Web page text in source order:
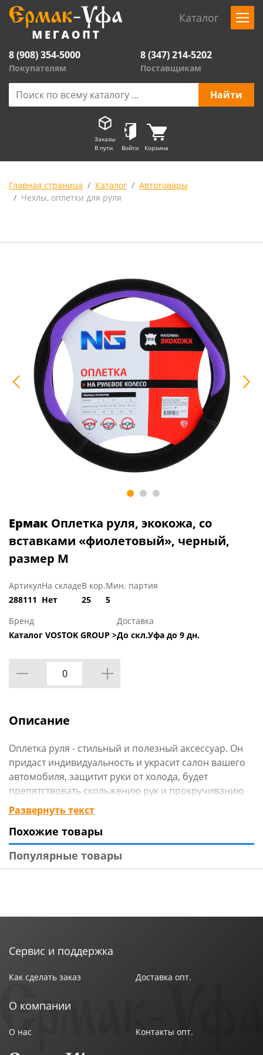
Каталог
8 (908) 354-5000
Покупателям
8 (347) 214-5202
Поставщикам
Заказы
В пути
Войти Корзина
Главная страница Каталог
Автотовары
Чехлы, оплетки для руля
Ермак Оплетка руля, экокожа, со
вставками «фиолетовый», черный,
размер М
Артикул
288111
На складе
Нет
В кор.
25
Мин. партия
5
Бренд
Каталог VOSTOK GROUP >
Доставка
До скл.Уфа до 9 дн.
Описание
Оплетка руля - стильный и полезный аксессуар. Он
придаст индивидуальность и украсит салон вашего
автомобиля, защитит руки от холода, будет
препятствовать скольжению рук и прокручиванию
руля.
Технические характеристики:
Тип товара : Оплетка руля
Бренд : ЕРМАК
Цвет : Черный
Страна производства : Китай
Развернуть текст
Похожие товары
Популярные товары
Сервис и поддержка
Как сделать заказ Доставка опт.
О компании
О нас Контакты опт.